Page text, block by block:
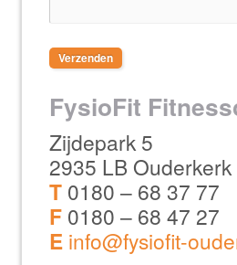
FysioFit
Zijdepark 5
2935 LB
T0180 – 68 37 77
F0180 – 68 47 27
E info@fysiofit-